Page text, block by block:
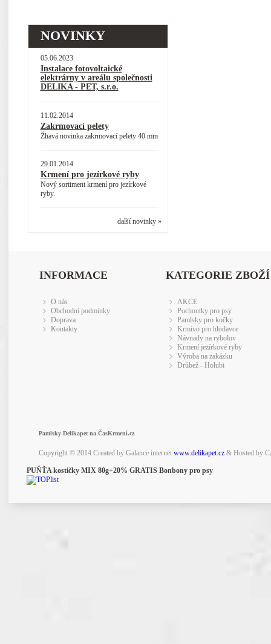
NOVINKY
05.06.2023
Instalace fotovoltaické
elektrárny v areálu společnosti
DELIKA - PET, s.r.o.
11.02.2014
Zakrmovací pelety
Žhavá novinka zakrmovací pelety 40 mm
29.01.2014
Krmení pro jezírkové ryby
Nový sortiment krmení pro jezírkové
ryby.
další novinky »
INFORMACE
O nás
Obchodní podmínky
Doprava
Kontakty
KATEGORIE ZBOŽÍ
AKCE
Pochoutky pro psy
Pamlsky pro kočky
Krmivo pro hlodavce
Návnady na rybolov
Krmení jezírkové ryby
Výroba na zakázku
Drůbež - Holubi
Pamlsky Delikapet na ČasKrmení.cz
Copyright © 2014 Created by Galance internet www.delikapet.cz& Hosted by
PUŇŤA kostičky MIX 80g+20% GRATIS Bonbony pro psy